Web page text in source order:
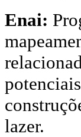
Enai:
lazer.